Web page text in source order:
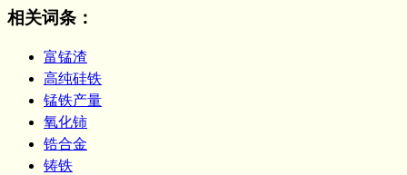
相关词条 ：
富锰渣
高纯硅铁
锰铁产量
氧化铈
锆合金
铸铁